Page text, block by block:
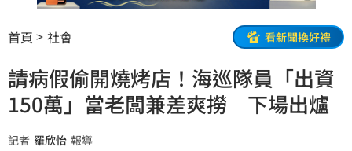
首頁 社會 看新聞換好禮
請病假偷開燒烤店！海巡隊員「出資
150萬」當老闆兼差爽撈 下場出爐
記者 羅欣怡 報導